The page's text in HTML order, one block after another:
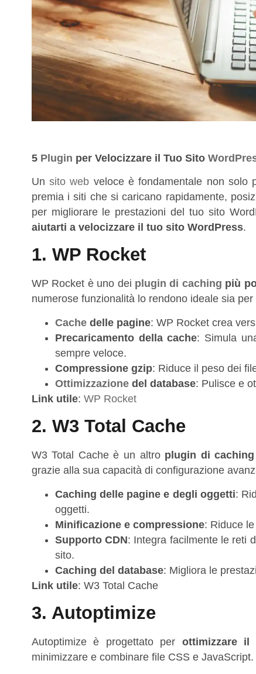
5 Plugin per Velocizzare il Tuo Sito
Unsito web veloce è fondamentale non solo
premia i siti che si caricano rapidamente,
per migliorare le prestazioni del tuo sito
aiutarti a velocizzare il tuo sito WordPress.
1. WP Rocket
WP Rocket è uno dei plugin di caching più
numerose funzionalità lo rendono ideale sia
Cachedelle pagine: WP Rocket crea
Precaricamento della cache: Simula
sempre veloce.
Compressione gzip: Riduce il peso dei
Ottimizzazionedel database: Pulisce e
Link utile: WP Rocket
2. W3 Total Cache
W3 Total Cache è un altro plugin di
grazie alla sua capacità di configurazione
Caching delle pagine e degli oggetti:
oggetti.
Minificazione e compressione: Riduce
Supporto CDN: Integra facilmente le reti
sito.
Caching del database: Migliora le
Link utile: W3 Total Cache
3. Autoptimize
Autoptimize è progettato per ottimizzare
minimizzare e combinare file CSS e JavaScript.